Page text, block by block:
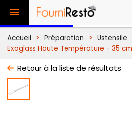

Accueil Préparation Ustensile
Exoglass Haute Température - 35 cm
Retour à la liste de résultats